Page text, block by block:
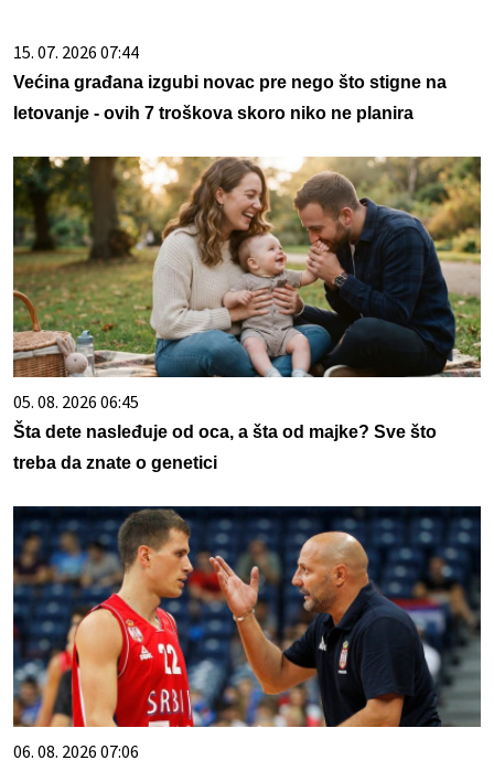
15. 07. 2026 07:44
Većina građana izgubi novac pre nego što stigne na
letovanje - ovih 7 troškova skoro niko ne planira
05. 08. 2026 06:45
Šta dete nasleđuje od oca, a šta od majke? Sve što
treba da znate o genetici
06. 08. 2026 07:06